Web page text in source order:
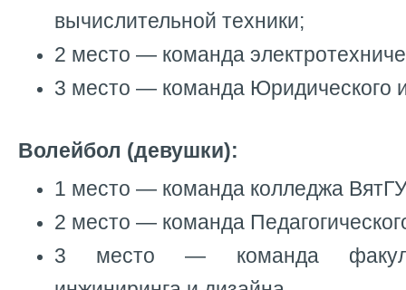
вычислительной техники;
2 место — команда
3 место — команда Юридического
Волейбол (девушки):
1 место — команда колледжа
2 место — команда
3 место — команда